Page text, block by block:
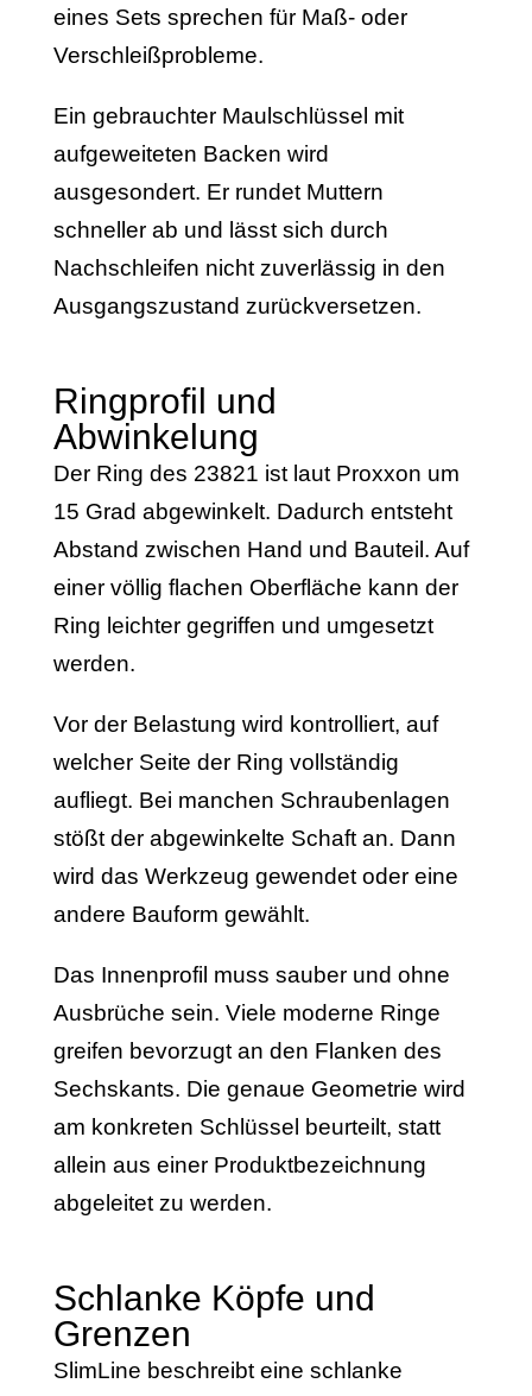
eines Sets sprechen für Maß- oder
Verschleißprobleme.
Ein gebrauchter Maulschlüssel mit
aufgeweiteten Backen wird
ausgesondert. Er rundet Muttern
schneller ab und lässt sich durch
Nachschleifen nicht zuverlässig in den
Ausgangszustand zurückversetzen.
Ringprofil und
Abwinkelung
Der Ring des 23821 ist laut Proxxon um
15 Grad abgewinkelt. Dadurch entsteht
Abstand zwischen Hand und Bauteil. Auf
einer völlig flachen Oberfläche kann der
Ring leichter gegriffen und umgesetzt
werden.
Vor der Belastung wird kontrolliert, auf
welcher Seite der Ring vollständig
aufliegt. Bei manchen Schraubenlagen
stößt der abgewinkelte Schaft an. Dann
wird das Werkzeug gewendet oder eine
andere Bauform gewählt.
Das Innenprofil muss sauber und ohne
Ausbrüche sein. Viele moderne Ringe
greifen bevorzugt an den Flanken des
Sechskants. Die genaue Geometrie wird
am konkreten Schlüssel beurteilt, statt
allein aus einer Produktbezeichnung
abgeleitet zu werden.
Schlanke Köpfe und
Grenzen
SlimLine beschreibt eine schlanke